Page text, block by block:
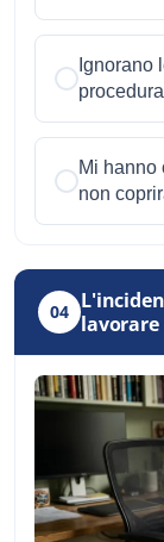
Ignorano
Mi hanno
non
04 lavorare